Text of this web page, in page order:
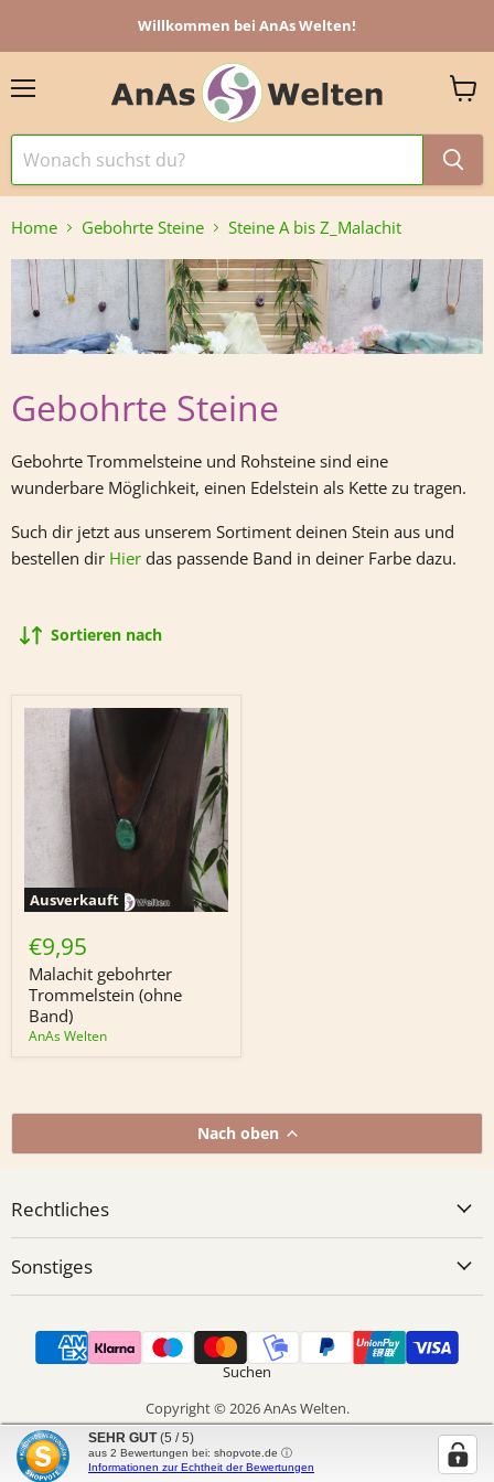
Willkommen bei AnAs Welten!
Home Gebohrte Steine Steine A bis Z_Malachit
Gebohrte Steine
Gebohrte Trommelsteine und Rohsteine sind eine
wunderbare Möglichkeit, einen Edelstein als Kette zu tragen.
Such dir jetzt aus unserem Sortiment deinen Stein aus und
bestellen dir Hier das passende Band in deiner Farbe dazu.
Sortieren nach
Ausverkauft
Malachit
gebohrter
Trommelstein
(ohne
Band)
€9,95
Malachit gebohrter
Trommelstein (ohne
Band)
AnAs Welten
Nach oben
Rechtliches
Sonstiges
Suchen
Copyright © 2026 AnAs Welten.
Powered by Shopify
SEHR GUT (5 / 5)
aus 2 Bewertungen bei: shopvote.de ⓘ
Informationen zur Echtheit der Bewertungen